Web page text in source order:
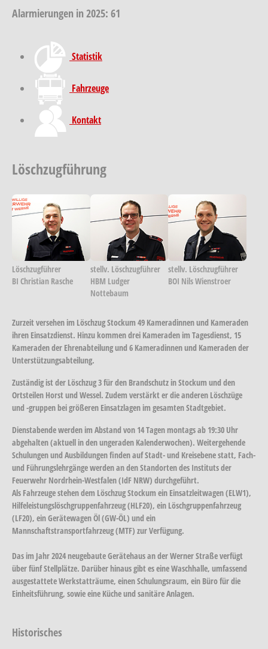
Alarmierungen in 2025: 61
Statistik
Fahrzeuge
Kontakt
Löschzugführung
Show larger version
Löschzugführer
BI Christian Rasche
Show larger version
stellv. Löschzugführer
HBM Ludger
Nottebaum
Show larger
stellv. Löschzugführer
BOI Nils Wienstroer
Zurzeit versehen im Löschzug Stockum 49 Kameradinnen und Kameraden
ihren Einsatzdienst. Hinzu kommen drei Kameraden im Tagesdienst, 15
Kameraden der Ehrenabteilung und 6 Kameradinnen und Kameraden der
Unterstützungsabteilung.
Zuständig ist der Löschzug 3 für den Brandschutz in Stockum und den
Ortsteilen Horst und Wessel. Zudem verstärkt er die anderen Löschzüge
und -gruppen bei größeren Einsatzlagen im gesamten Stadtgebiet.
Dienstabende werden im Abstand von 14 Tagen montags ab 19:30 Uhr
abgehalten (aktuell in den ungeraden Kalenderwochen). Weitergehende
Schulungen und Ausbildungen finden auf Stadt- und Kreisebene statt, Fach-
und Führungslehrgänge werden an den Standorten des Instituts der
Feuerwehr Nordrhein-Westfalen (IdF NRW) durchgeführt.
Als Fahrzeuge stehen dem Löschzug Stockum ein Einsatzleitwagen (ELW1),
Hilfeleistungslöschgruppenfahrzeug (HLF20), ein Löschgruppenfahrzeug
(LF20), ein Gerätewagen Öl (GW-ÖL) und ein
Mannschaftstransportfahrzeug (MTF) zur Verfügung.
Das im Jahr 2024 neugebaute Gerätehaus an der Werner Straße verfügt
über fünf Stellplätze. Darüber hinaus gibt es eine Waschhalle, umfassend
ausgestattete Werkstatträume, einen Schulungsraum, ein Büro für die
Einheitsführung, sowie eine Küche und sanitäre Anlagen.
Historisches